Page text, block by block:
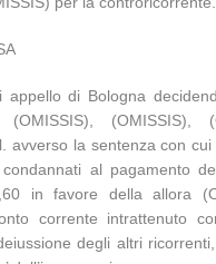
di Bologna
(OMISSIS),
avverso la sentenza con
condannati al pagamento
in favore della allora
corrente intrattenuto
degli altri